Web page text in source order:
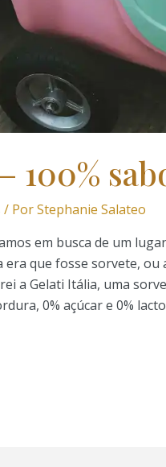
100%
/ PorStephanie Salateo
em busca de um
era que fosse sorvete, ou
a Gelati Itália, uma
0% açúcar e 0%